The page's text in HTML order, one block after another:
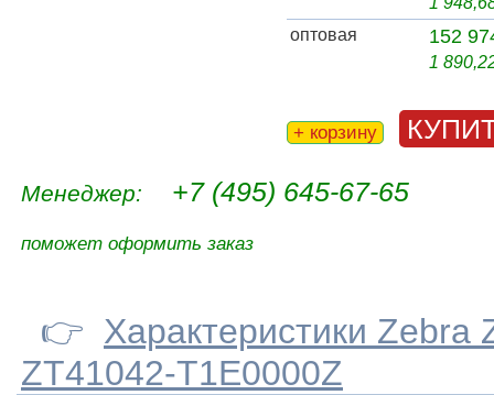
оптовая
152
1
+ корзину
Менеджер: +7 (495) 645-67-65
поможет оформить заказ
👉 Характеристики Zebra
ZT41042-T1E0000Z